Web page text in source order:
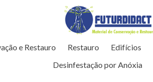
e Restauro Restauro Edifícios
Desinfestação por Anóxia